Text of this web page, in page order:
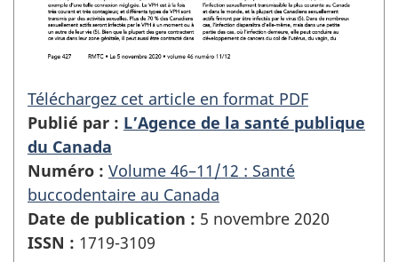
Téléchargez cet article en format PDF
Publié par : L’Agence de la santé publique
du Canada
Numéro : Volume 46–11/12 : Santé
buccodentaire au Canada
Date de publication : 5 novembre 2020
ISSN : 1719-3109